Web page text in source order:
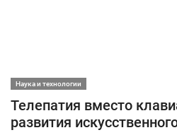
Наука и технологии
Телепатия вместо
развития